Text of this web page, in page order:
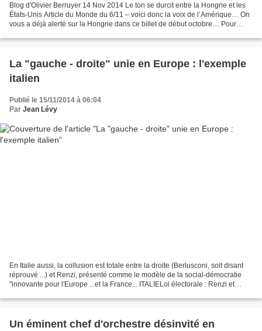
Blog d'Olivier Berruyer 14 Nov 2014 Le ton se durcit entre la Hongrie et les
États-Unis Article du Monde du 6/11 – voici donc la voix de l’Amérique… On
vous a déjà alerté sur la Hongrie dans ce billet de début octobre… Pour
La "gauche - droite" unie en Europe : l'exemple
italien
Publié le 15/11/2014 à 06:04
Par Jean Lévy
En Italie aussi, la collusion est totale entre la droite (Berlusconi, soit disant
réprouvé ...) et Renzi, présenté comme le modèle de la social-démocratie
"innovante pour l'Europe ...et la France... ITALIELoi électorale : Renzi et
Un éminent chef d'orchestre désinvité en